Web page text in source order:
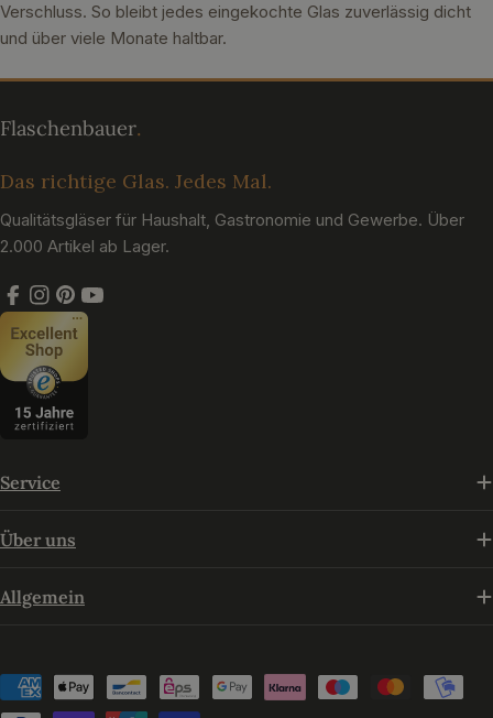
Verschluss. So bleibt jedes eingekochte Glas zuverlässig dicht
und über viele Monate haltbar.
Das richtige Glas. Jedes Mal.
Qualitätsgläser für Haushalt, Gastronomie und Gewerbe. Über
2.000 Artikel ab Lager.
Facebook
Instagram
Pinterest
YouTube
Service
Über uns
Allgemein
Zahlungsmethoden